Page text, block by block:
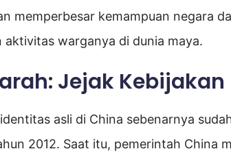
memperbesar kemampuan negara
aktivitas warganya di dunia maya.
Jejak Kebijakan
asli di China sebenarnya
2012. Saat itu, pemerintah China